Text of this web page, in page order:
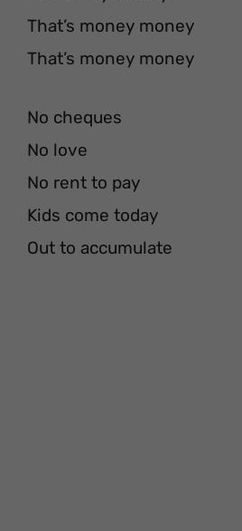
That’s money money
That’s money money
No cheques
No love
No rent to pay
Kids come today
Out to accumulate